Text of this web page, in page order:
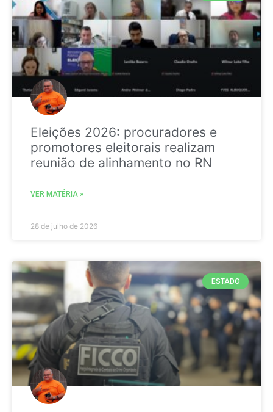
Eleições 2026: procuradores e
promotores eleitorais realizam
reunião de alinhamento no RN
VER MATÉRIA »
28 de julho de 2026
ESTADO